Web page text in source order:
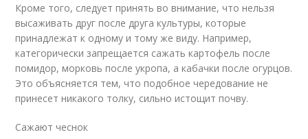
Кроме того, следует принять во внимание, что нельзя
высаживать друг после друга культуры, которые
принадлежат к одному и тому же виду. Например,
категорически запрещается сажать картофель после
помидор, морковь после укропа, а кабачки после огурцов.
Это объясняется тем, что подобное чередование не
принесет никакого толку, сильно истощит почву.
Сажают чеснок